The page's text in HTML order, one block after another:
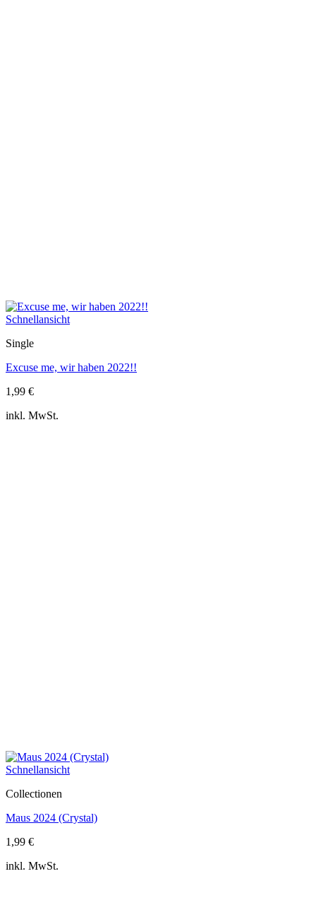
Schnellansicht
Single
Excuse me, wir haben 2022!!
1,99 €
inkl. MwSt.
Schnellansicht
Collectionen
Maus 2024 (Crystal)
1,99 €
inkl. MwSt.